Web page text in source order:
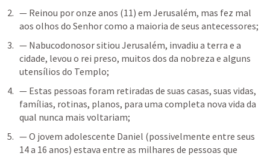
— Reinou por onze anos (11) em Jerusalém, mas fez mal
aos olhos do Senhor como a maioria de seus antecessores;
— Nabucodonosor sitiou Jerusalém, invadiu a terra e a
cidade, levou o rei preso, muitos dos da nobreza e alguns
utensílios do Templo;
— Estas pessoas foram retiradas de suas casas, suas vidas,
famílias, rotinas, planos, para uma completa nova vida da
qual nunca mais voltariam;
— O jovem adolescente Daniel (possivelmente entre seus
14 a 16 anos) estava entre as milhares de pessoas que